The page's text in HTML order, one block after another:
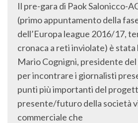
Il pre-gara di Paok Salonicco-
(primo appuntamento della
dell’Europa league 2016/17,
cronaca a reti inviolate) è stata
Mario Cognigni, presidente
per incontrare i giornalisti
punti più importanti del
presente/futuro della società
commerciale che